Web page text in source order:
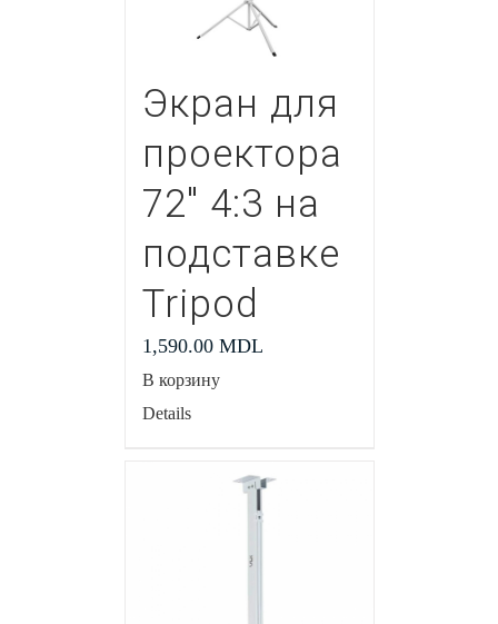
Экран для
проектора
72″ 4:3 на
подставке
Tripod
1,590.00 MDL
В корзину
Details